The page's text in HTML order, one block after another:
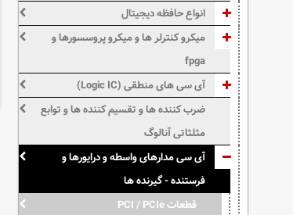
انواع حافظه دیجیتال
میکرو کنترلر ها و میکرو پروسسورها و
fpga
آی سی های منطقی (Logic IC)
ضرب کننده ها و تقسیم کننده ها و توابع
مثلثاتی آنالوگ
آی سی مدارهای واسطه و درایورها و
فرستنده - گیرنده ها
قطعات PCI / PCIe